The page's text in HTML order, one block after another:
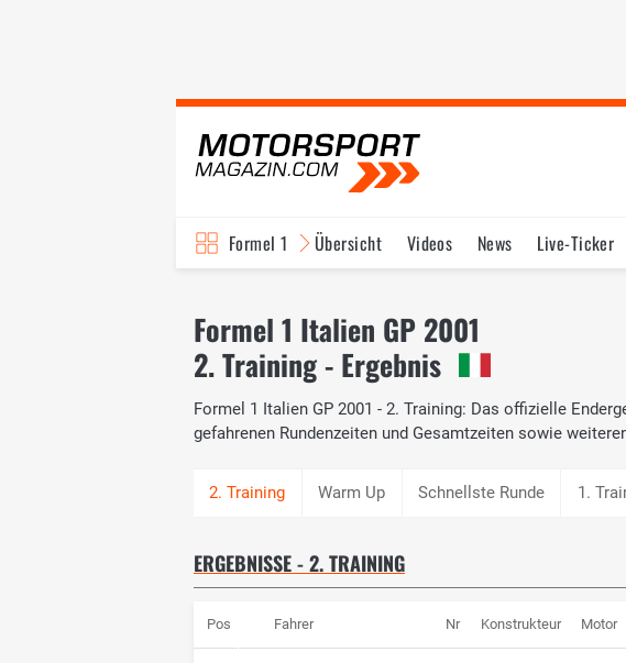
Formel 1 Übersicht Videos News Live-Ticker
Formel 1 Italien GP 2001
2. Training - Ergebnis
Formel 1 Italien GP 2001 - 2. Training: Das offizielle
gefahrenen Rundenzeiten und Gesamtzeiten sowie
Warm Up Schnellste Runde 1.
ERGEBNISSE - 2. TRAINING
Pos Fahrer Nr Konstrukteur Motor